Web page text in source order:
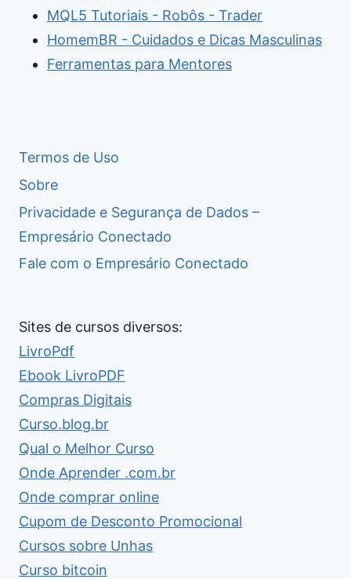
MQL5 Tutoriais - Robôs - Trader
HomemBR - Cuidados e Dicas Masculinas
Ferramentas para Mentores
Termos de Uso
Sobre
Privacidade e Segurança de Dados –
Empresário Conectado
Fale com o Empresário Conectado
Sites de cursos diversos:
LivroPdf
Ebook LivroPDF
Compras Digitais
Curso.blog.br
Qual o Melhor Curso
Onde Aprender .com.br
Onde comprar online
Cupom de Desconto Promocional
Cursos sobre Unhas
Curso bitcoin